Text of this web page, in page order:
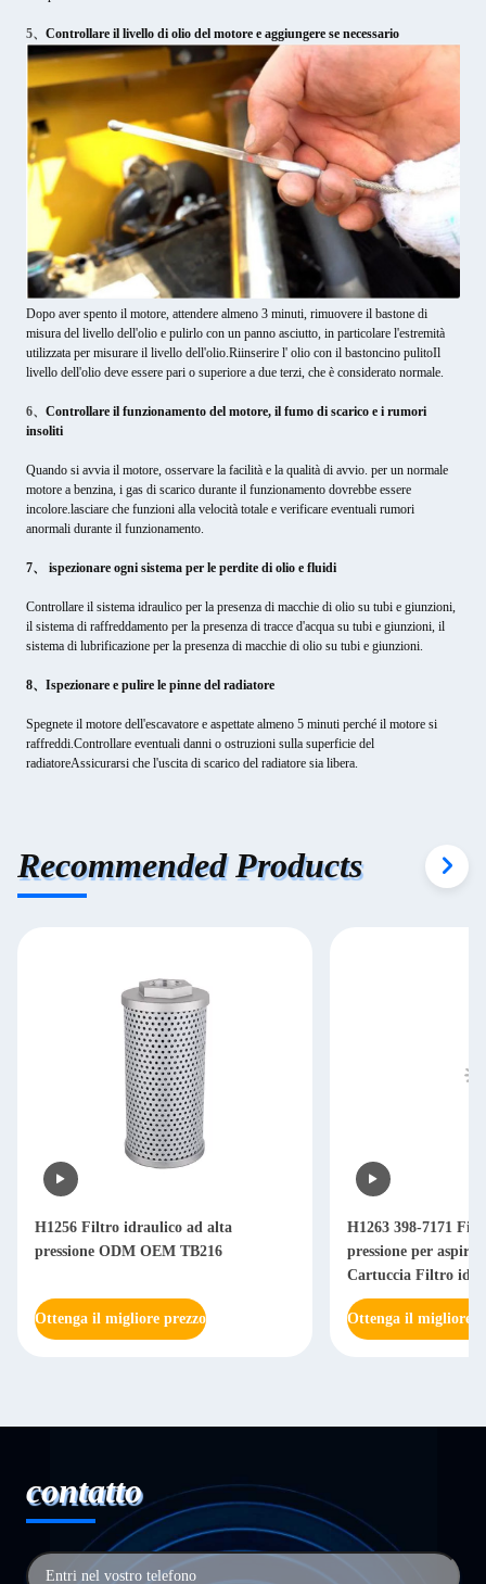
5、 Controllare il livello di olio del motore e aggiungere se necessario
Dopo aver spento il motore, attendere almeno 3 minuti, rimuovere il bastone di
misura del livello dell'olio e pulirlo con un panno asciutto, in particolare l'estremità
utilizzata per misurare il livello dell'olio.Riinserire l' olio con il bastoncino pulitoIl
livello dell'olio deve essere pari o superiore a due terzi, che è considerato normale.
6、 Controllare il funzionamento del motore, il fumo di scarico e i rumori
insoliti
Quando si avvia il motore, osservare la facilità e la qualità di avvio. per un normale
motore a benzina, i gas di scarico durante il funzionamento dovrebbe essere
incolore.lasciare che funzioni alla velocità totale e verificare eventuali rumori
anormali durante il funzionamento.
7、 ispezionare ogni sistema per le perdite di olio e fluidi
Controllare il sistema idraulico per la presenza di macchie di olio su tubi e giunzioni,
il sistema di raffreddamento per la presenza di tracce d'acqua su tubi e giunzioni, il
sistema di lubrificazione per la presenza di macchie di olio su tubi e giunzioni.
8、Ispezionare e pulire le pinne del radiatore
Spegnete il motore dell'escavatore e aspettate almeno 5 minuti perché il motore si
raffreddi.Controllare eventuali danni o ostruzioni sulla superficie del
radiatoreAssicurarsi che l'uscita di scarico del radiatore sia libera.
Recommended Products
H1256 Filtro idraulico ad alta
pressione ODM OEM TB216
Ottenga il migliore prezzo
H1263 398-7171
pressione per
Cartuccia Filtro
313D2 312D2GC
Ottenga il migliore
contatto